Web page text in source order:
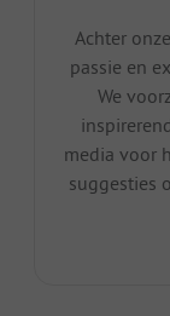
Achter
passie en
We
media voor
suggesties